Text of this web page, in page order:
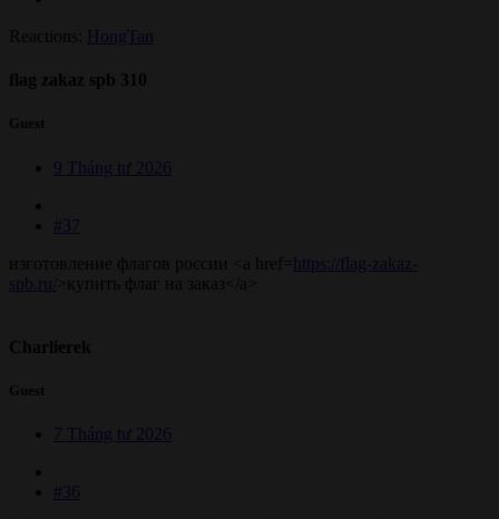
Reactions: HongTan
flag zakaz spb 310
Guest
9 Tháng tư 2026
#37
изготовление флагов россии <a href=
https://flag-zakaz-
spb.ru/
>купить флаг на заказ</a>
Charlierek
Guest
7 Tháng tư 2026
#36